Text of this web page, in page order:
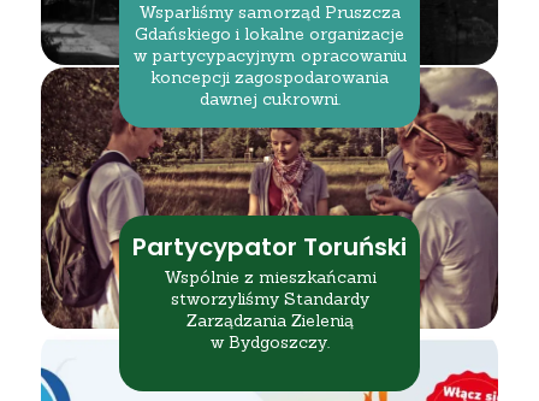
Wsparliśmy samorząd Pruszcza
Gdańskiego i lokalne organizacje
w partycypacyjnym opracowaniu
koncepcji zagospodarowania
dawnej cukrowni.
Partycypator Toruński
Wspólnie z mieszkańcami
stworzyliśmy Standardy
Zarządzania Zielenią
w Bydgoszczy.